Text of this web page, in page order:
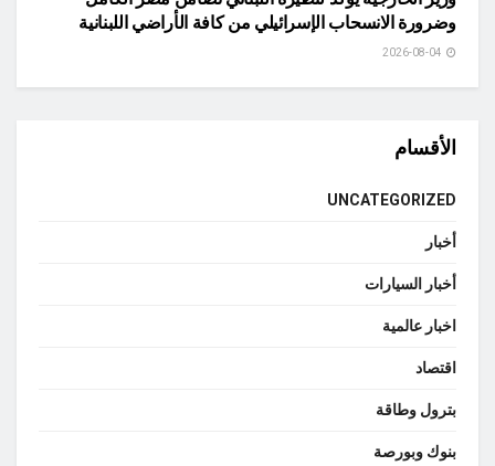
وضرورة الانسحاب الإسرائيلي من كافة الأراضي اللبنانية
الأقسام
UNCATEGORIZED
أخبار
أخبار السيارات
اخبار عالمية
اقتصاد
بترول وطاقة
بنوك وبورصة